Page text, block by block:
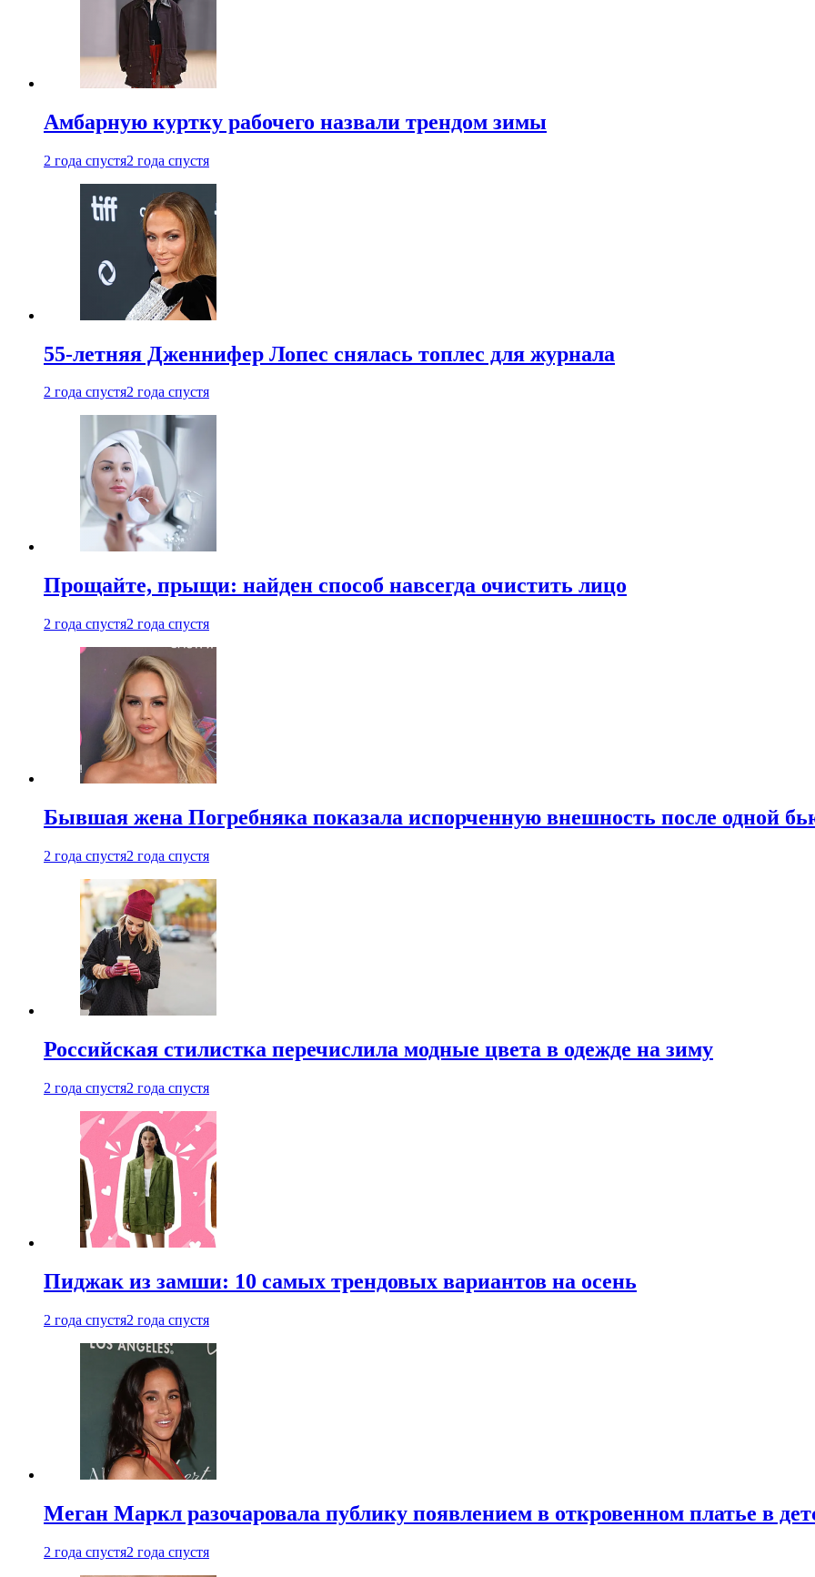
Амбарную куртку рабочего назвали трендом зимы
2 года спустя2 года спустя
55-летняя Дженнифер Лопес снялась топлес для журнала
2 года спустя2 года спустя
Прощайте, прыщи: найден способ навсегда очистить лицо
2 года спустя2 года спустя
Бывшая жена Погребняка показала испорченную внешность после одной
2 года спустя2 года спустя
Российская стилистка перечислила модные цвета в одежде на зиму
2 года спустя2 года спустя
Пиджак из замши: 10 самых трендовых вариантов на осень
2 года спустя2 года спустя
Меган Маркл разочаровала публику появлением в откровенном платье в
2 года спустя2 года спустя